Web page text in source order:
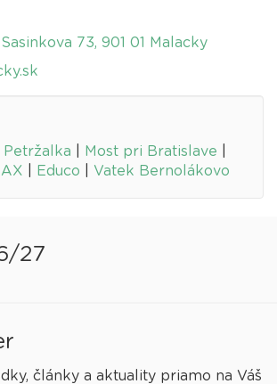
Sasinkova 73, 901 01 Malacky
Most pri Bratislave
Educo Vatek Bernolákovo
27
články a aktuality priamo na Váš